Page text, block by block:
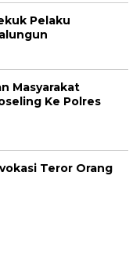
Pelaku
Masyarakat
Ke Polres
Teror Orang